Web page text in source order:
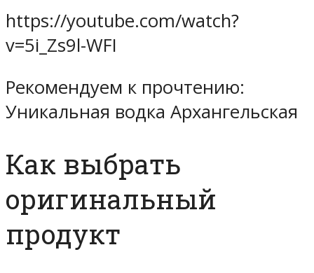
https://youtube.com/watch?
v=5i_Zs9l-WFI
Рекомендуем к прочтению:
Уникальная водка Архангельская
Как выбрать
оригинальный
продукт